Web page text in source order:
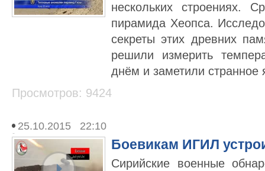
нескольких строениях.
пирамида Хеопса.
секреты этих древних
решили измерить
днём и заметили странное
Просмотров: 9424
25.10.2015 22:10
Боевикам ИГИЛ
Сирийские военные